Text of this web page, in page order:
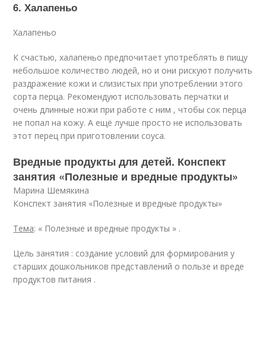
6. Халапеньо
Халапеньо
К счастью, халапеньо предпочитает употреблять в пищу
небольшое количество людей, но и они рискуют получить
раздражение кожи и слизистых при употреблении этого
сорта перца. Рекомендуют использовать перчатки и
очень длинные ножи при работе с ним , чтобы сок перца
не попал на кожу. А ещё лучше просто не использовать
этот перец при приготовлении соуса.
Вредные продукты для детей. Конспект
занятия «Полезные и вредные продукты»
Марина Шемякина
Конспект занятия «Полезные и вредные продукты»
Тема: « Полезные и вредные продукты » .
Цель занятия : создание условий для формирования у
старших дошкольников представлений о пользе и вреде
продуктов питания .